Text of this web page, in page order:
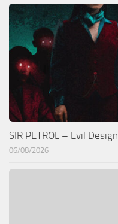
SIR PETROL – Evil Design
06/08/2026